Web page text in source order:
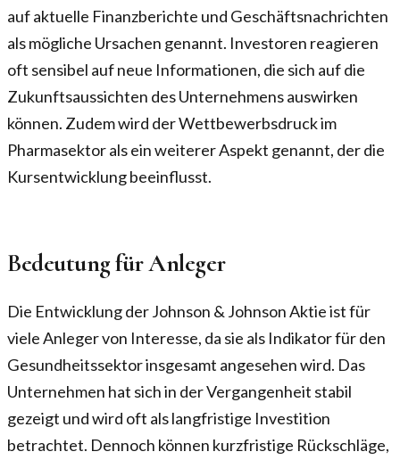
auf aktuelle Finanzberichte und Geschäftsnachrichten
als mögliche Ursachen genannt. Investoren reagieren
oft sensibel auf neue Informationen, die sich auf die
Zukunftsaussichten des Unternehmens auswirken
können. Zudem wird der Wettbewerbsdruck im
Pharmasektor als ein weiterer Aspekt genannt, der die
Kursentwicklung beeinflusst.
Bedeutung für Anleger
Die Entwicklung der Johnson & Johnson Aktie ist für
viele Anleger von Interesse, da sie als Indikator für den
Gesundheitssektor insgesamt angesehen wird. Das
Unternehmen hat sich in der Vergangenheit stabil
gezeigt und wird oft als langfristige Investition
betrachtet. Dennoch können kurzfristige Rückschläge,